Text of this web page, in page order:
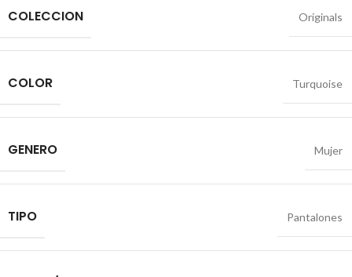
COLECCION Originals
COLOR Turquoise
GENERO Mujer
TIPO Pantalones